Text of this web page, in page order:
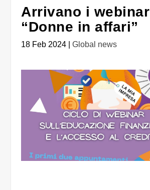
Arrivano i webinar
“Donne in affari”
18 Feb 2024 |Global news